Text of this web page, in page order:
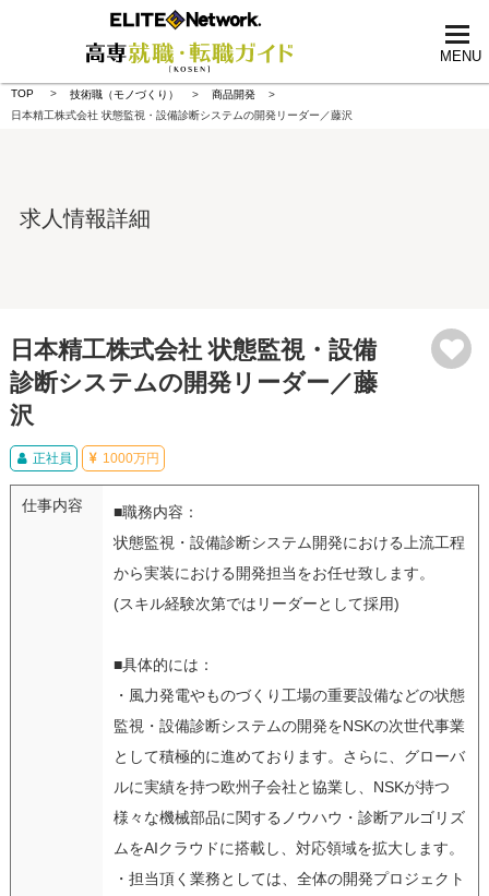
MENU
TOP 技術職（モノづくり）
商品開発
日本精工株式会社 状態監視・設備診断システムの開発リーダー／藤沢
求人情報詳細
日本精工株式会社 状態監視・設備
診断システムの開発リーダー／藤
沢
正社員 1000万円
仕事内容
■職務内容：
状態監視・設備診断システム開発における上流工程
から実装における開発担当をお任せ致します。
(スキル経験次第ではリーダーとして採用)
■具体的には：
・風力発電やものづくり工場の重要設備などの状態
監視・設備診断システムの開発をNSKの次世代事業
として積極的に進めております。さらに、グローバ
ルに実績を持つ欧州子会社と協業し、NSKが持つ
様々な機械部品に関するノウハウ・診断アルゴリズ
ムをAIクラウドに搭載し、対応領域を拡大します。
・担当頂く業務としては、全体の開発プロジェクト